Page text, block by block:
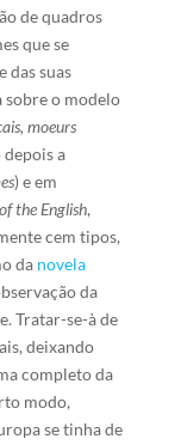
de quadros
que se
das suas
sobre o modelo
moeurs
depois a
) e em
the English,
cem tipos,
da novela
da
Tratar-se-à de
deixando
completo da
modo,
se tinha de